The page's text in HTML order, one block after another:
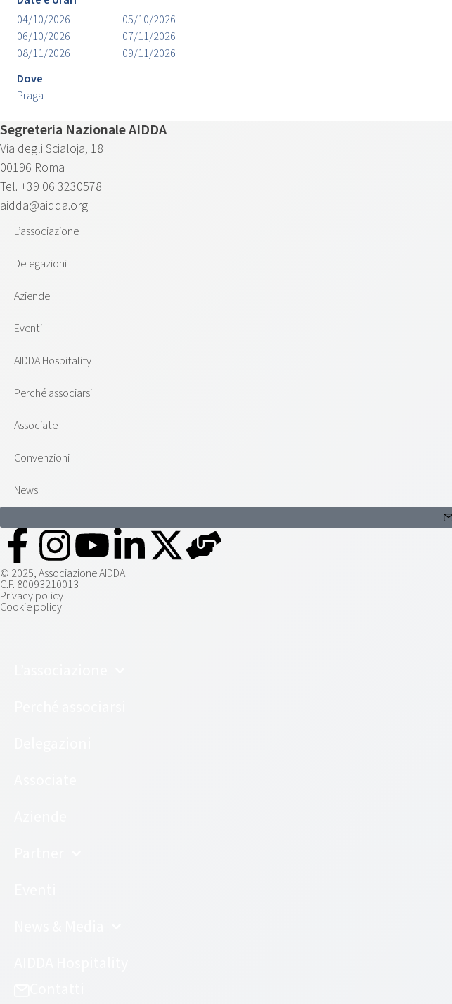
04/10/2026
05/10/2026
06/10/2026
07/11/2026
08/11/2026
09/11/2026
Dove
Praga
Segreteria Nazionale AIDDA
Via degli Scialoja, 18
00196 Roma
Tel. +39 06 3230578
aidda@aidda.org
L’associazione
Delegazioni
Aziende
Eventi
AIDDA Hospitality
Perché associarsi
Associate
Convenzioni
News
© 2025, Associazione AIDDA
C.F. 80093210013
Privacy policy
Cookie policy